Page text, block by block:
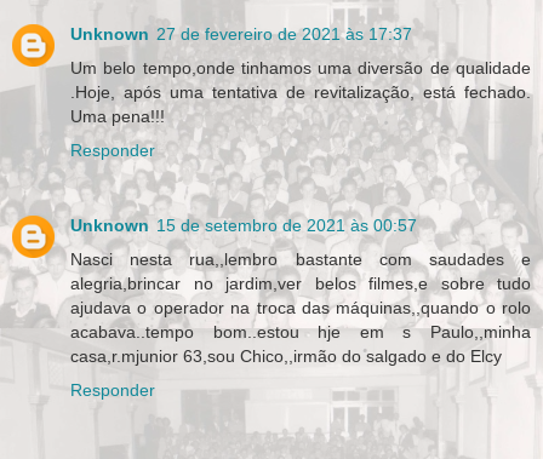
Unknown 27 de fevereiro de 2021 às 17:37
Um belo tempo,onde tinhamos uma diversão de qualidade
.Hoje, após uma tentativa de revitalização, está fechado.
Uma pena!!!
Responder
Unknown 15 de setembro de 2021 às 00:57
Nasci nesta rua,,lembro bastante com saudades e
alegria,brincar no jardim,ver belos filmes,e sobre tudo
ajudava o operador na troca das máquinas,,quando o rolo
acabava..tempo bom..estou hje em s Paulo,,minha
casa,r.mjunior 63,sou Chico,,irmão do salgado e do Elcy
Responder